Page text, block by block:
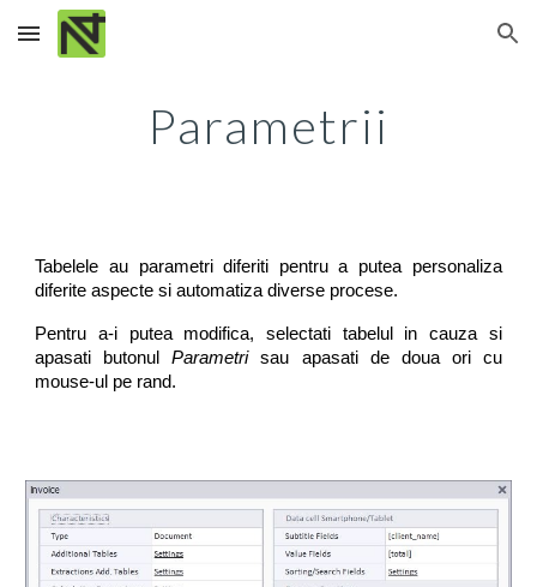
Skip to main content Skip to navigation
Parametrii
Tabelele au parametri diferiti pentru a putea personaliza
diferite aspecte si automatiza diverse procese.
Pentru a-i putea modifica, selectati tabelul in cauza si
apasati butonulParametrisau apasati de doua ori cu
mouse-ul pe rand.